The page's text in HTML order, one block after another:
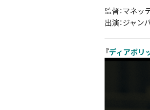
監督：マネッ
出演：ジャン
『ディアボリ